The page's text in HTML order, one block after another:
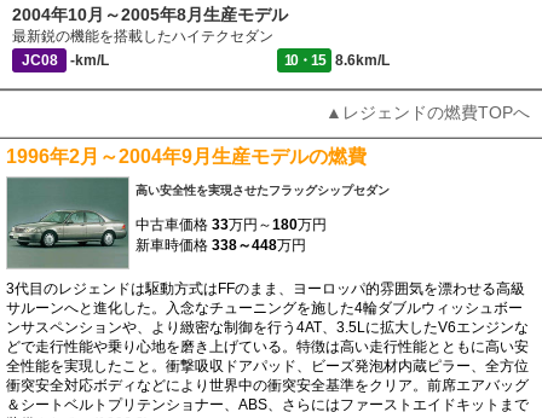
2004年10月～2005年8月生産モデル
最新鋭の機能を搭載したハイテクセダン
JC08
-km/L 10・15 8.6km/L
▲レジェンドの燃費TOPへ
1996年2月～2004年9月生産モデルの燃費
高い安全性を実現させたフラッグシップセダン
中古車価格 33万円～180万円
新車時価格 338～448万円
3代目のレジェンドは駆動方式はFFのまま、ヨーロッパ的雰囲気を漂わせる高級
サルーンへと進化した。入念なチューニングを施した4輪ダブルウィッシュボー
ンサスペンションや、より緻密な制御を行う4AT、3.5Lに拡大したV6エンジンな
どで走行性能や乗り心地を磨き上げている。特徴は高い走行性能とともに高い安
全性能を実現したこと。衝撃吸収ドアパッド、ビーズ発泡材内蔵ピラー、全方位
衝突安全対応ボディなどにより世界中の衝突安全基準をクリア。前席エアバッグ
＆シートベルトプリテンショナー、ABS、さらにはファーストエイドキットまで